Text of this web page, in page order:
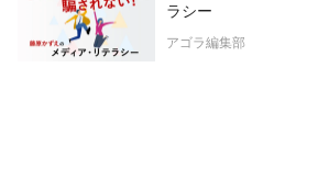
ラシー
アゴラ編集部